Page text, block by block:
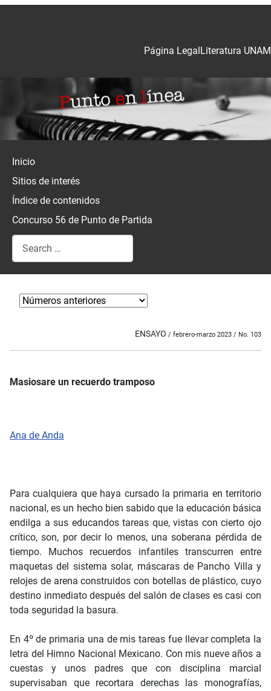
Literatura UNAM
Página Legal
Inicio
Sitios de interés
Índice de contenidos
Concurso 56 de Punto de Partida
Search
ENSAYO / febrero-marzo 2023 / No. 103
Masiosare un recuerdo tramposo
Ana de Anda
Para cualquiera que haya cursado la primaria en territorio
nacional, es un hecho bien sabido que la educación básica
endilga a sus educandos tareas que, vistas con cierto ojo
crítico, son, por decir lo menos, una soberana pérdida de
tiempo. Muchos recuerdos infantiles transcurren entre
maquetas del sistema solar, máscaras de Pancho Villa y
relojes de arena construidos con botellas de plástico, cuyo
destino inmediato después del salón de clases es casi con
toda seguridad la basura.
En 4º de primaria una de mis tareas fue llevar completa la
letra del Himno Nacional Mexicano. Con mis nueve años a
cuestas y unos padres que con disciplina marcial
supervisaban que recortara derechas las monografías,